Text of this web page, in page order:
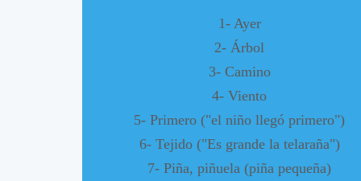
1- Ayer
2- Árbol
3- Camino
4- Viento
5- Primero ("el niño llegó primero")
6- Tejido ("Es grande la telaraña")
7- Piña, piñuela (piña pequeña)